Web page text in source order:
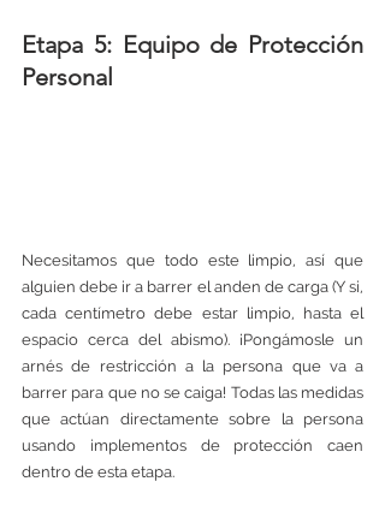
Etapa 5: Equipo de Protección
Personal
Necesitamos que todo este limpio, así que
alguien debe ir a barrer el anden de carga (Y si,
cada centímetro debe estar limpio, hasta el
espacio cerca del abismo). ¡Pongámosle un
arnés de restricción a la persona que va a
barrer para que no se caiga! Todas las medidas
que actúan directamente sobre la persona
usando implementos de protección caen
dentro de esta etapa.